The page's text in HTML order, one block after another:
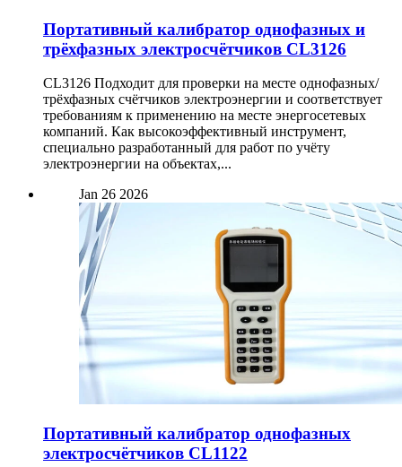
Портативный калибратор однофазных и
трёхфазных электросчётчиков CL3126
CL3126 Подходит для проверки на месте однофазных/
трёхфазных счётчиков электроэнергии и соответствует
требованиям к применению на месте энергосетевых
компаний. Как высокоэффективный инструмент,
специально разработанный для работ по учёту
электроэнергии на объектах,...
Jan 26 2026
Портативный калибратор однофазных
электросчётчиков CL1122